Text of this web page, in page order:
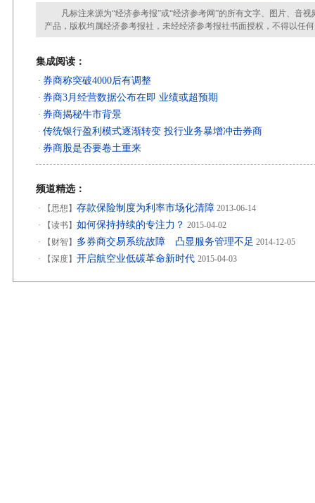
凡标注来源为“经济参考报”或“经济参考网”的所有文字、图片、音视
产品，版权均属经济参考报社，未经经济参考报社书面授权，不得以任
集成阅读：
· 券商称突破4000后有调整
· 券商3月经营数据公布在即 业绩或超预期
· 券商揭秘牛市背景
· 传统银行盈利模式逐渐转变 投行业务暴增冲击券商
· 券商股是否要卷土重来
频道精选：
· 【思想】 存款保险制度为利率市场化清障 2013-06-14
·
【读书】 如何保持持续的专注力？ 2015-04-02
·
【财智】 多券商交易系统故障 凸显服务管理不足 2014-12-05
·
【深度】 开启航空业低碳革命新时代 2015-04-03